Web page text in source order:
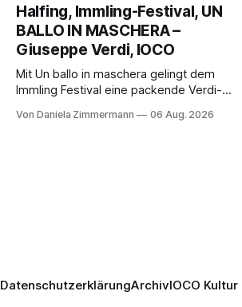
Halfing, Immling-Festival, UN
BALLO IN MASCHERA –
Giuseppe Verdi, IOCO
Mit Un ballo in maschera gelingt dem
Immling Festival eine packende Verdi-
Wirklichkeit. Verena von Kerssenbrock
Von Daniela Zimmermann 06 Aug. 2026
DatenschutzerklärungArchivIOCO Kultur